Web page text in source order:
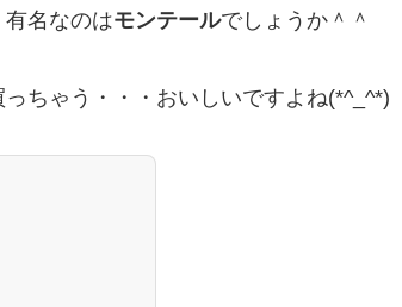
名なのはモンテールでしょうか＾＾
ちゃう・・・おいしいですよね(*^_^*)